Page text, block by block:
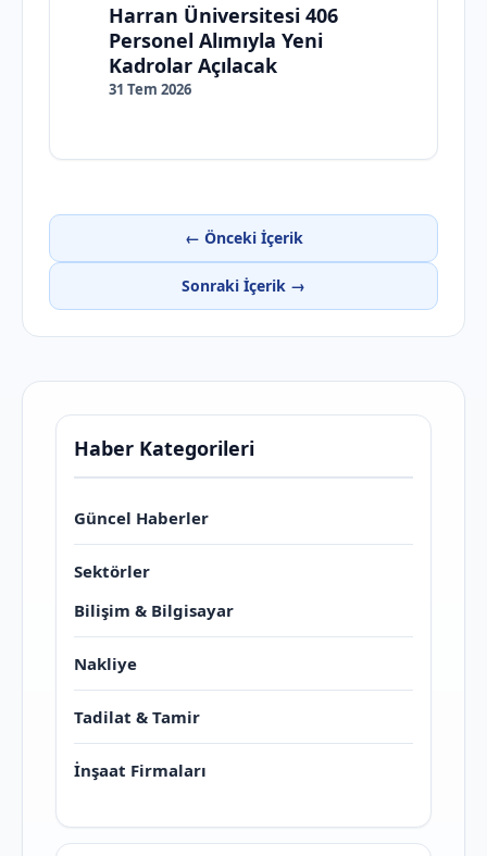
Harran Üniversitesi 406
Personel Alımıyla Yeni
Kadrolar Açılacak
31 Tem 2026
← Önceki İçerik
Sonraki İçerik →
Haber Kategorileri
Güncel Haberler
Sektörler
Bilişim & Bilgisayar
Nakliye
Tadilat & Tamir
İnşaat Firmaları